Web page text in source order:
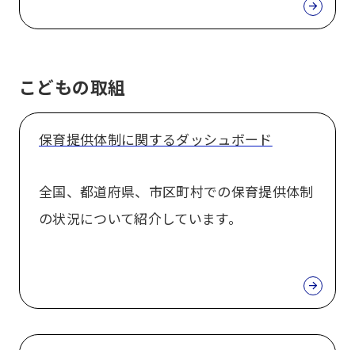
こどもの取組
保育提供体制に関するダッシュボード
全国、都道府県、市区町村での保育提供体制
の状況について紹介しています。